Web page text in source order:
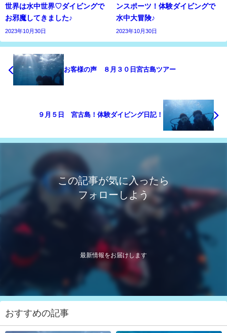
世界は水中世界♡ダイビングで
お邪魔してきました♪
2023年10月30日
ンスポーツ！体験ダイビングで
水中大冒険♪
2023年10月30日
お客様の声 ８月３０日宮古島ツアー
９月５日 宮古島！体験ダイビング日記！
この記事が気に入ったら
フォローしよう
最新情報をお届けします
おすすめの記事